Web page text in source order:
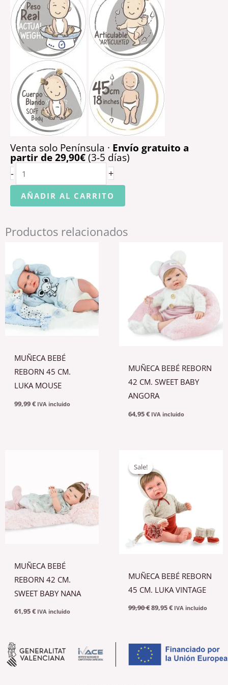
Venta solo Península · Envío gratuito a
partir de 29,90€(3-5 días)
-
MUÑECA
BEBÉ
REBORN
ANE
PRINCESS
cantidad
+
AÑADIR AL CARRITO
Productos relacionados
MUÑECA BEBÉ
REBORN 45 CM.
LUKA MOUSE
99,99€ IVA incluido
MUÑECA BEBÉ REBORN
42 CM. SWEET BABY
ANGORA
64,95€ IVA incluido
MUÑECA BEBÉ
REBORN 42 CM.
SWEET BABY NANA
61,95€ IVA incluido
Sale!
Sale!
MUÑECA BEBÉ REBORN
45 CM. LUKA VINTAGE
99,90€
original
era:
99,90 €.
89,95€ IVA incluido